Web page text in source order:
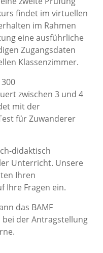
findet im virtuellen
im Rahmen
eine ausführliche
Zugangsdaten
Klassenzimmer.
zwischen 3 und 4
mit der
für Zuwanderer
didaktisch
Unterricht. Unsere
Ihren
Ihre Fragen ein.
das BAMF
der Antragstellung